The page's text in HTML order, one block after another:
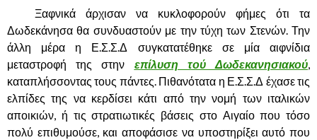
Ξαφνικά άρχισαν να κυκλοφορούν φήμες ότι τα
Δωδεκάνησα θα συνδυαστούν με την τύχη των Στενών. Την
άλλη μέρα η Ε.Σ.Σ.Δ συγκατατέθηκε σε μία αιφνίδια
μεταστροφή της στην επίλυση τού Δωδεκανησιακού,
καταπλήσσοντας τους πάντες. Πιθανότατα η Ε.Σ.Σ.Δ έχασε τις
ελπίδες της να κερδίσει κάτι από την νομή των ιταλικών
αποικιών, ή τις στρατιωτικές βάσεις στο Αιγαίο που τόσο
πολύ επιθυμούσε, και αποφάσισε να υποστηρίξει αυτό που